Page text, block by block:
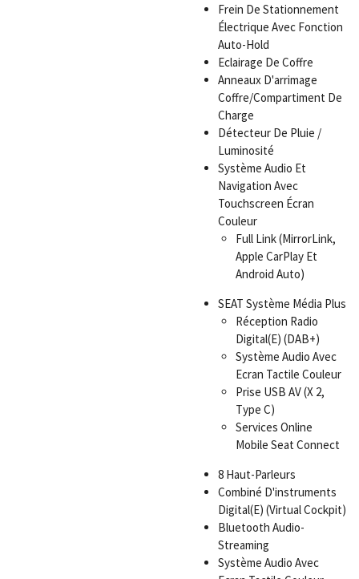
Frein De Stationnement
Électrique Avec Fonction
Auto-Hold
Eclairage De Coffre
Anneaux D'arrimage
Coffre/Compartiment De
Charge
Détecteur De Pluie /
Luminosité
Système Audio Et
Navigation Avec
Touchscreen Écran
Couleur
Full Link (MirrorLink,
Apple CarPlay Et
Android Auto)
SEAT Système Média Plus
Réception Radio
Digital(E) (DAB+)
Système Audio Avec
Ecran Tactile Couleur
Prise USB AV (X 2,
Type C)
Services Online
Mobile Seat Connect
8 Haut-Parleurs
Combiné D'instruments
Digital(E) (Virtual Cockpit)
Bluetooth Audio-
Streaming
Système Audio Avec